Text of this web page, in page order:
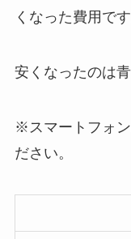
くなった費用です
安くなったのは
※スマートフォ
ださい。